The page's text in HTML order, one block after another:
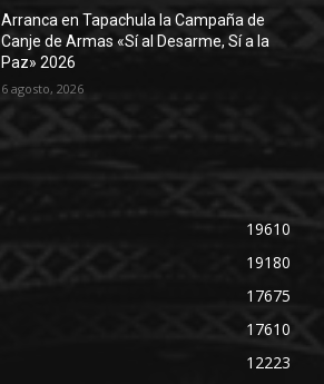
Arranca en Tapachula la Campaña de
Canje de Armas «Sí al Desarme, Sí a la
Paz» 2026
6 agosto, 2026
19610
19180
17675
17610
12223